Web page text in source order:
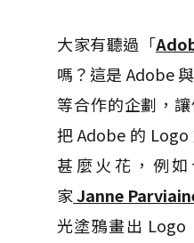
大家有聽過「
嗎？這是 Adobe
等合作的企劃，
把 Adobe 的
甚麼火花，例
家Janne
光塗鴉畫出 Logo